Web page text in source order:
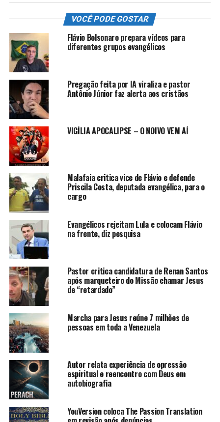
VOCÊ PODE GOSTAR
Flávio Bolsonaro prepara vídeos para
diferentes grupos evangélicos
Pregação feita por IA viraliza e pastor
Antônio Júnior faz alerta aos cristãos
VIGÍLIA APOCALIPSE – O NOIVO VEM AÍ
Malafaia critica vice de Flávio e defende
Priscila Costa, deputada evangélica, para o
cargo
Evangélicos rejeitam Lula e colocam Flávio
na frente, diz pesquisa
Pastor critica candidatura de Renan Santos
após marqueteiro do Missão chamar Jesus
de “retardado”
Marcha para Jesus reúne 7 milhões de
pessoas em toda a Venezuela
Autor relata experiência de opressão
espiritual e reencontro com Deus em
autobiografia
YouVersion coloca The Passion Translation